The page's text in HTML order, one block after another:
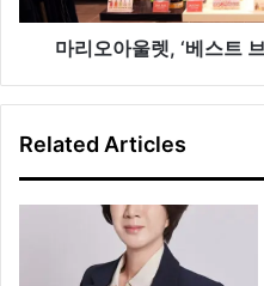
은
베
드
마리오아울렛, ‘베스트
Related Articles